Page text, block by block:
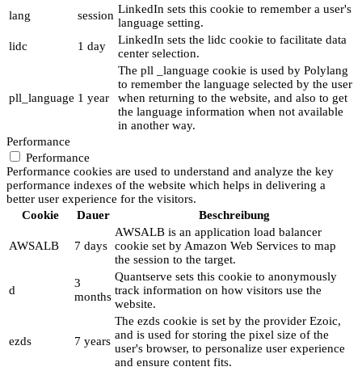
lang
session LinkedIn sets this cookie to remember a user's
language setting.
lidc
1 day
LinkedIn sets the lidc cookie to facilitate data
center selection.
pll_language 1 year
The pll _language cookie is used by Polylang
to remember the language selected by the user
when returning to the website, and also to get
the language information when not available
in another way.
Performance
Performance
Performance cookies are used to understand and analyze the key
performance indexes of the website which helps in delivering a
better user experience for the visitors.
Cookie
Dauer Beschreibung
AWSALB 7 days
AWSALB is an application load balancer
cookie set by Amazon Web Services to map
the session to the target.
d
3
months
Quantserve sets this cookie to anonymously
track information on how visitors use the
website.
ezds 7 years
The ezds cookie is set by the provider Ezoic,
and is used for storing the pixel size of the
user's browser, to personalize user experience
and ensure content fits.